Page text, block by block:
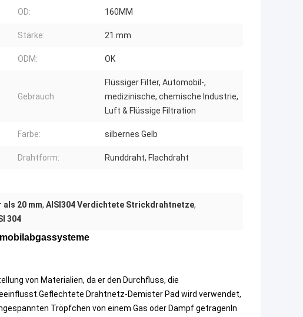
OD: 160MM
Stärke: 21 mm
ODM: OK
Gebrauch:
Flüssiger Filter, Automobil-,
medizinische, chemische Industrie,
Luft & Flüssige Filtration
Farbe: silbernes Gelb
Drahtform: Runddraht, Flachdraht
als 20 mm, AISI304 Verdichtete Strickdrahtnetze,
304
von Materialien, da er den Durchfluss, die
Drahtnetz-Demister Pad wird verwendet,
Tröpfchen von einem Gas oder Dampf getragenIn